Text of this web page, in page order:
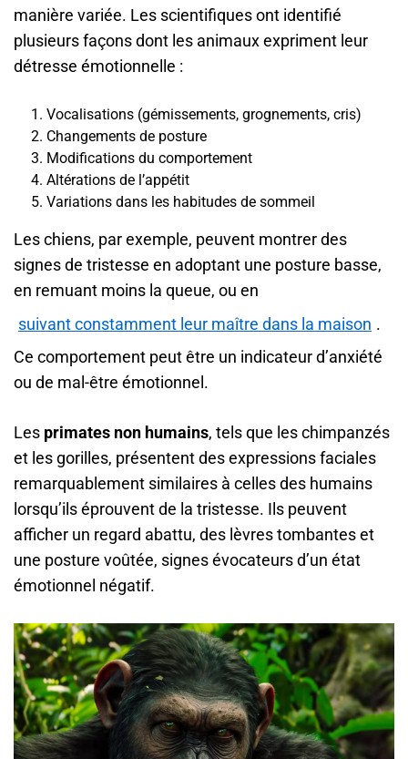
manière variée. Les scientifiques ont identifié
plusieurs façons dont les animaux expriment leur
détresse émotionnelle :
Vocalisations (gémissements, grognements, cris)
Changements de posture
Modifications du comportement
Altérations de l’appétit
Variations dans les habitudes de sommeil
Les chiens, par exemple, peuvent montrer des
signes de tristesse en adoptant une posture basse,
en remuant moins la queue, ou en
suivant constamment leur maître dans la maison .
Ce comportement peut être un indicateur d’anxiété
ou de mal-être émotionnel.
Les primates non humains, tels que les chimpanzés
et les gorilles, présentent des expressions faciales
remarquablement similaires à celles des humains
lorsqu’ils éprouvent de la tristesse. Ils peuvent
afficher un regard abattu, des lèvres tombantes et
une posture voûtée, signes évocateurs d’un état
émotionnel négatif.